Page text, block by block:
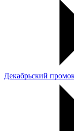
Декабрьский